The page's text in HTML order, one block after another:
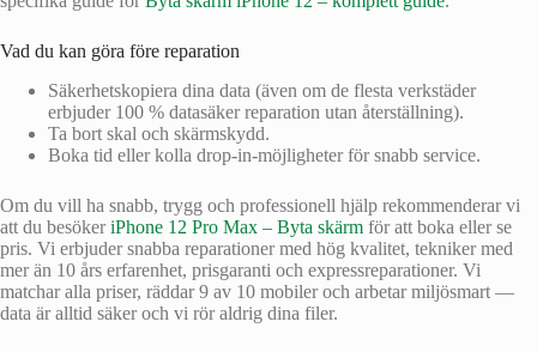
Vad du kan göra före reparation
Säkerhetskopiera dina data (även om de flesta verkstäder
erbjuder 100 % datasäker reparation utan återställning).
Ta bort skal och skärmskydd.
Boka tid eller kolla drop-in-möjligheter för snabb service.
Om du vill ha snabb, trygg och professionell hjälp rekommenderar vi
att du besökeriPhone 12 Pro Max – Byta skärm för att boka eller se
pris. Vi erbjuder snabba reparationer med hög kvalitet, tekniker med
mer än 10 års erfarenhet, prisgaranti och expressreparationer. Vi
matchar alla priser, räddar 9 av 10 mobiler och arbetar miljösmart —
data är alltid säker och vi rör aldrig dina filer.